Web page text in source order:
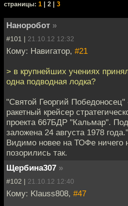
cтраницы: 1 | 2 | 3
Наноробот »
#101 | 21.10.12 12:32
Кому: Навигатор, #21
> в крупнейших учениях
одна подводная лодка?
"Святой Георгий
ракетный крейсер
проекта 667БДР "Кальмар".
заложена 24 августа 1978 года."
Видимо новее на ТОФе ничего
позорились так.
Щербина307 »
#102 | 21.10.12 12:40
Кому: Klauss808, #47